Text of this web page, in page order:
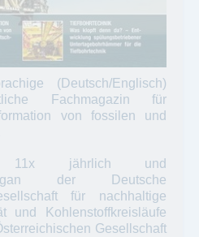
(Deutsch/Englisch)
Fachmagazin für
von fossilen und
11x jährlich und
der Deutsche
für nachhaltige
und Kohlenstoffkreisläufe
Gesellschaft